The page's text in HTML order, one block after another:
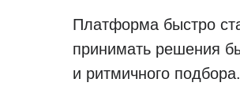
Платформа быстро
принимать решения
и ритмичного